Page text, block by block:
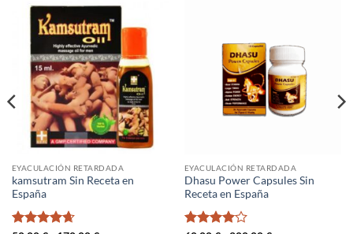
EYACULACIÓN RETARDADA
kamsutram Sin Receta en
España
EYACULACIÓN RETARDADA
Dhasu Power Capsules Sin
Receta en España